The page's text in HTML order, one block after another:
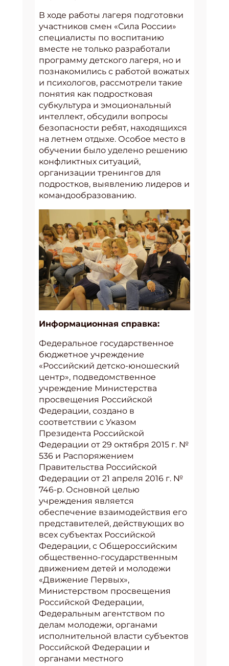
В ходе работы лагеря подготовки
участников смен «Сила России»
специалисты по воспитанию
вместе не только разработали
программу детского лагеря, но и
познакомились с работой вожатых
и психологов, рассмотрели такие
понятия как подростковая
субкультура и эмоциональный
интеллект, обсудили вопросы
безопасности ребят, находящихся
на летнем отдыхе. Особое место в
обучении было уделено решению
конфликтных ситуаций,
организации тренингов для
подростков, выявлению лидеров и
командообразованию.
Информационная справка:
Федеральное государственное
бюджетное учреждение
«Российский детско-юношеский
центр», подведомственное
учреждение Министерства
просвещения Российской
Федерации, создано в
соответствии с Указом
Президента Российской
Федерации от 29 октября 2015 г. №
536 и Распоряжением
Правительства Российской
Федерации от 21 апреля 2016 г. №
746-р. Основной целью
учреждения является
обеспечение взаимодействия его
представителей, действующих во
всех субъектах Российской
Федерации, с Общероссийским
общественно-государственным
движением детей и молодежи
«Движение Первых»,
Министерством просвещения
Российской Федерации,
Федеральным агентством по
делам молодежи, органами
исполнительной власти субъектов
Российской Федерации и
органами местного